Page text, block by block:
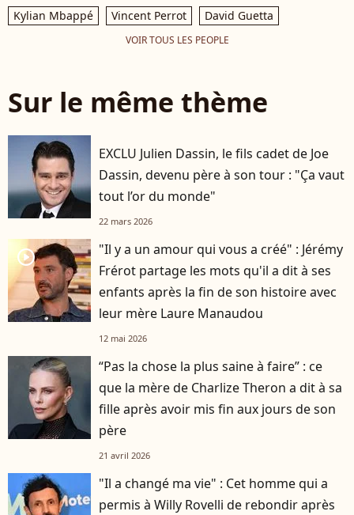
Kylian Mbappé
Vincent Perrot David Guetta
VOIR TOUS LES PEOPLE
Sur le même thème
EXCLU Julien Dassin, le fils cadet de Joe
Dassin, devenu père à son tour : "Ça vaut
tout l’or du monde"
22 mars 2026
player2
"Il y a un amour qui vous a créé" : Jérémy
Frérot partage les mots qu'il a dit à ses
enfants après la fin de son histoire avec
leur mère Laure Manaudou
12 mai 2026
“Pas la chose la plus saine à faire” : ce
que la mère de Charlize Theron a dit à sa
fille après avoir mis fin aux jours de son
père
21 avril 2026
"Il a changé ma vie" : Cet homme qui a
permis à Willy Rovelli de rebondir après